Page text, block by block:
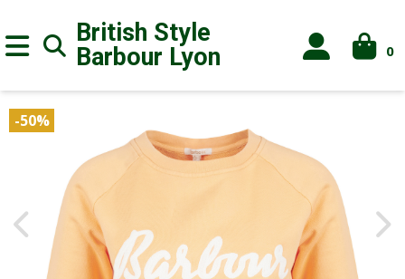
British Style
Barbour Lyon 0
-50%